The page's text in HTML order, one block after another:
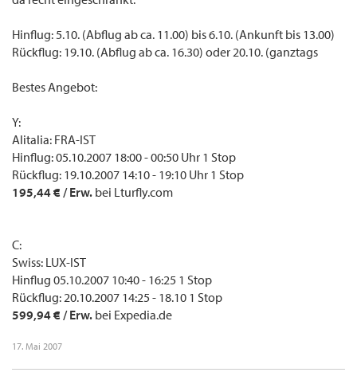
Hinflug: 5.10. (Abflug ab ca. 11.00) bis 6.10. (Ankunft bis 13.00)
Rückflug: 19.10. (Abflug ab ca. 16.30) oder 20.10. (ganztags
Bestes Angebot:
Y:
Alitalia: FRA-IST
Hinflug: 05.10.2007 18:00 - 00:50 Uhr 1 Stop
Rückflug: 19.10.2007 14:10 - 19:10 Uhr 1 Stop
195,44 € / Erw. bei Lturfly.com
C:
Swiss: LUX-IST
Hinflug 05.10.2007 10:40 - 16:25 1 Stop
Rückflug: 20.10.2007 14:25 - 18.10 1 Stop
599,94 € / Erw. bei Expedia.de
17. Mai 2007